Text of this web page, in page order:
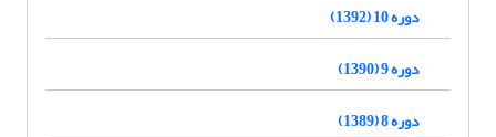
دوره 10 (1392)
دوره 9 (1390)
دوره 8 (1389)